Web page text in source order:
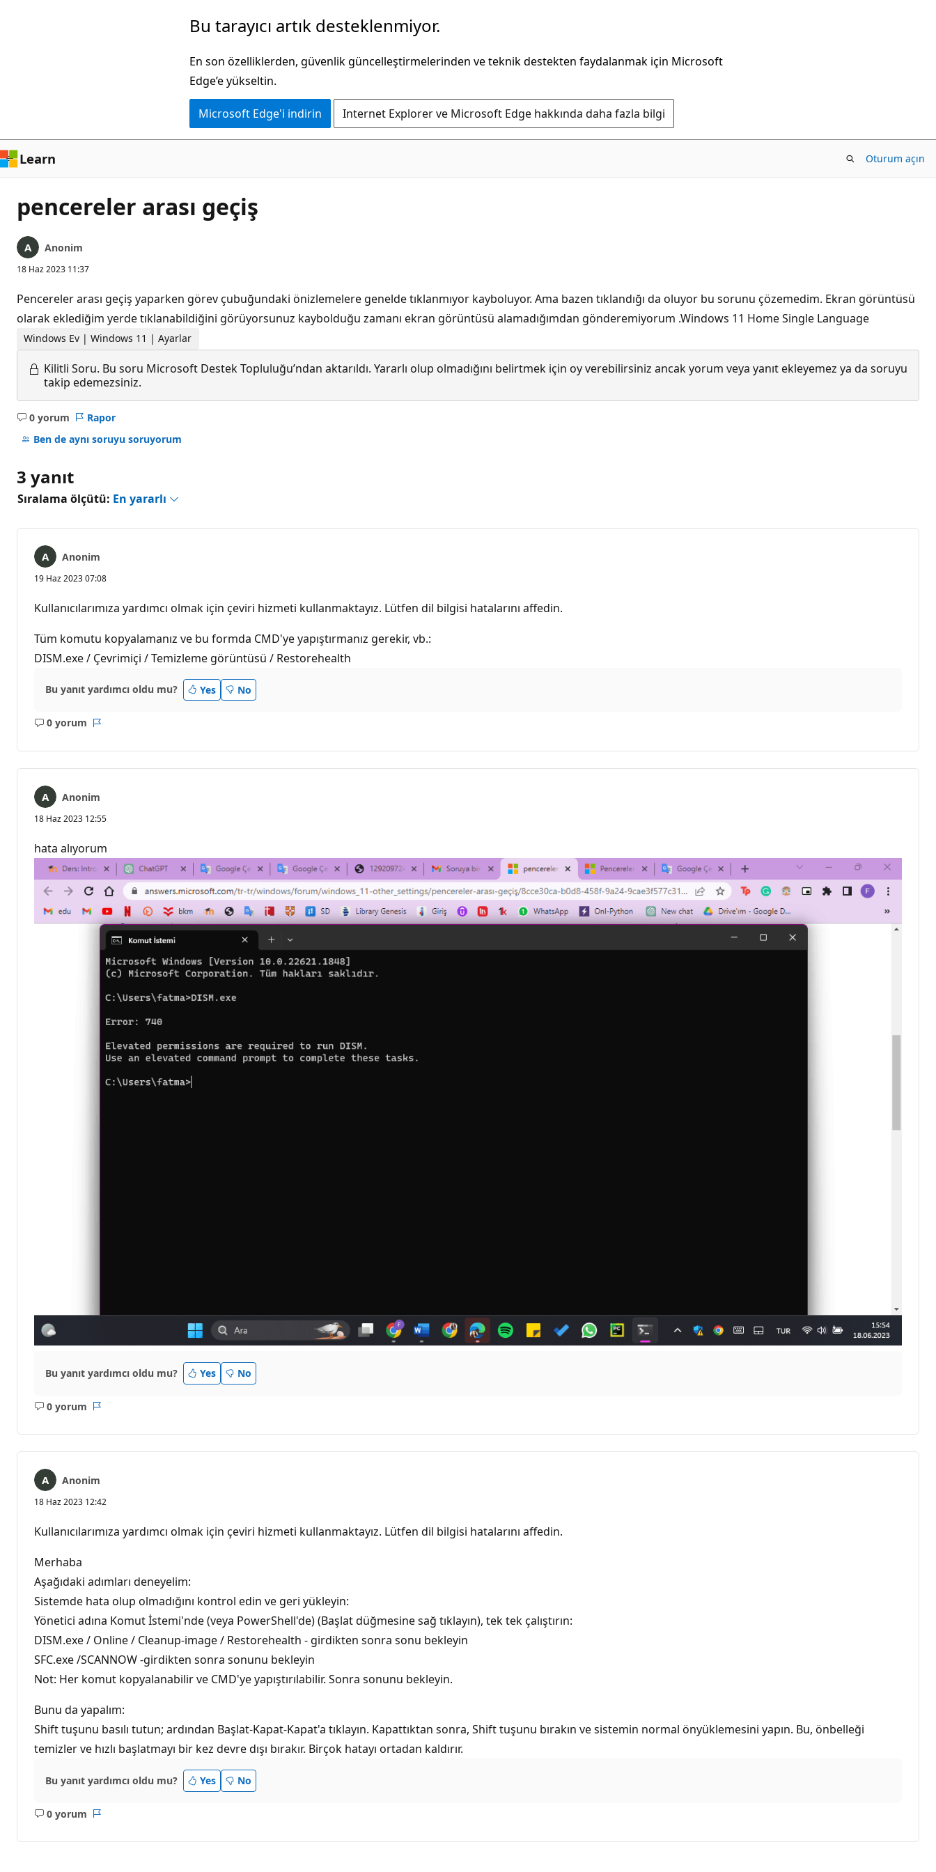
Bu tarayıcı artık desteklenmiyor.
En son özelliklerden, güvenlik güncelleştirmelerinden ve teknik destekten faydalanmak için Microsoft
Edge’e yükseltin.
Microsoft Edge'i indirin Internet Explorer ve Microsoft Edge hakkında daha fazla bilgi
Learn Oturum açın
pencereler arası geçiş
Anonim
18 Haz 2023 11:37
Pencereler arası geçiş yaparken görev çubuğundaki önizlemelere genelde tıklanmıyor kayboluyor. Ama bazen tıklandığı da oluyor bu sorunu çözemedim. Ekran görüntüsü
olarak eklediğim yerde tıklanabildiğini görüyorsunuz kaybolduğu zamanı ekran görüntüsü alamadığımdan gönderemiyorum .Windows 11 Home Single Language
Windows Ev | Windows 11 | Ayarlar
Kilitli Soru. Bu soru Microsoft Destek Topluluğu’ndan aktarıldı. Yararlı olup olmadığını belirtmek için oy verebilirsiniz ancak yorum veya yanıt ekleyemez ya da soruyu
takip edemezsiniz.
0 yorum
Açıklama
yok
Rapor
Ben de aynı soruyu soruyorum
3 yanıt
Sıralama ölçütü: En yararlı
Anonim
19 Haz 2023 07:08
Kullanıcılarımıza yardımcı olmak için çeviri hizmeti kullanmaktayız. Lütfen dil bilgisi hatalarını affedin.
Tüm komutu kopyalamanız ve bu formda CMD'ye yapıştırmanız gerekir, vb.:
DISM.exe / Çevrimiçi / Temizleme görüntüsü / Restorehealth
Bu yanıt yardımcı oldu mu? Yes No
0 yorum
Açıklama
Anonim
18 Haz 2023 12:55
hata alıyorum
Bu yanıt yardımcı oldu mu? Yes No
0 yorum
Açıklama
Anonim
18 Haz 2023 12:42
Kullanıcılarımıza yardımcı olmak için çeviri hizmeti kullanmaktayız. Lütfen dil bilgisi hatalarını affedin.
Merhaba
Aşağıdaki adımları deneyelim:
Sistemde hata olup olmadığını kontrol edin ve geri yükleyin:
Yönetici adına Komut İstemi'nde (veya PowerShell'de) (Başlat düğmesine sağ tıklayın), tek tek çalıştırın:
DISM.exe / Online / Cleanup-image / Restorehealth - girdikten sonra sonu bekleyin
SFC.exe /SCANNOW -girdikten sonra sonunu bekleyin
Not: Her komut kopyalanabilir ve CMD'ye yapıştırılabilir. Sonra sonunu bekleyin.
Bunu da yapalım:
Shift tuşunu basılı tutun; ardından Başlat-Kapat-Kapat'a tıklayın. Kapattıktan sonra, Shift tuşunu bırakın ve sistemin normal önyüklemesini yapın. Bu, önbelleği
temizler ve hızlı başlatmayı bir kez devre dışı bırakır. Birçok hatayı ortadan kaldırır.
Bu yanıt yardımcı oldu mu? Yes No
0 yorum
Açıklama